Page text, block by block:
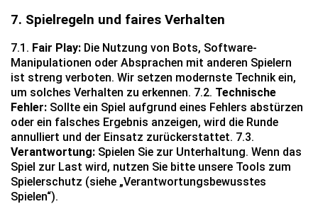
7. Spielregeln und faires Verhalten
7.1. Fair Play: Die Nutzung von Bots, Software-
Manipulationen oder Absprachen mit anderen Spielern
ist streng verboten. Wir setzen modernste Technik ein,
um solches Verhalten zu erkennen. 7.2. Technische
Fehler: Sollte ein Spiel aufgrund eines Fehlers abstürzen
oder ein falsches Ergebnis anzeigen, wird die Runde
annulliert und der Einsatz zurückerstattet. 7.3.
Verantwortung: Spielen Sie zur Unterhaltung. Wenn das
Spiel zur Last wird, nutzen Sie bitte unsere Tools zum
Spielerschutz (siehe „Verantwortungsbewusstes
Spielen“).